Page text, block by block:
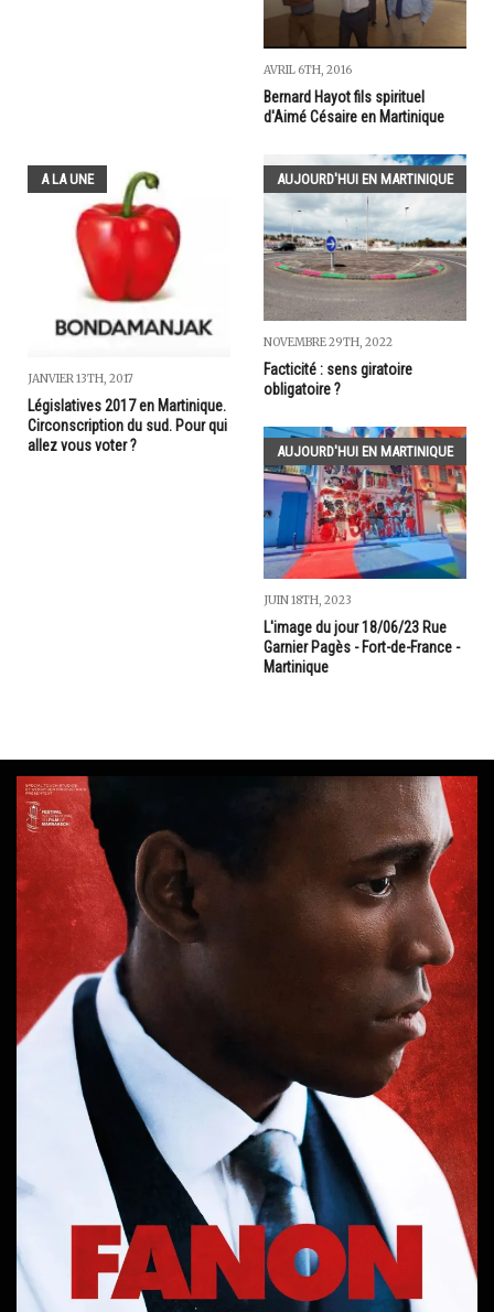
AVRIL 6TH, 2016
Bernard Hayot fils spirituel
d'Aimé Césaire en Martinique
A LA UNE
JANVIER 13TH, 2017
Législatives 2017 en Martinique.
Circonscription du sud. Pour qui
allez vous voter ?
AUJOURD'HUI EN MARTINIQUE
NOVEMBRE 29TH, 2022
Facticité : sens giratoire
obligatoire ?
AUJOURD'HUI EN MARTINIQUE
JUIN 18TH, 2023
L'image du jour 18/06/23 Rue
Garnier Pagès - Fort-de-France -
Martinique